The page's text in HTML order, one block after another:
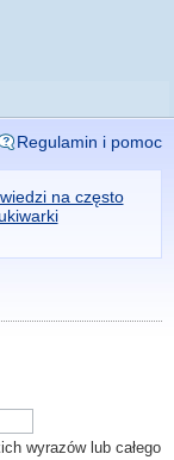
Regulamin i pomoc
na często
wyrazów lub całego